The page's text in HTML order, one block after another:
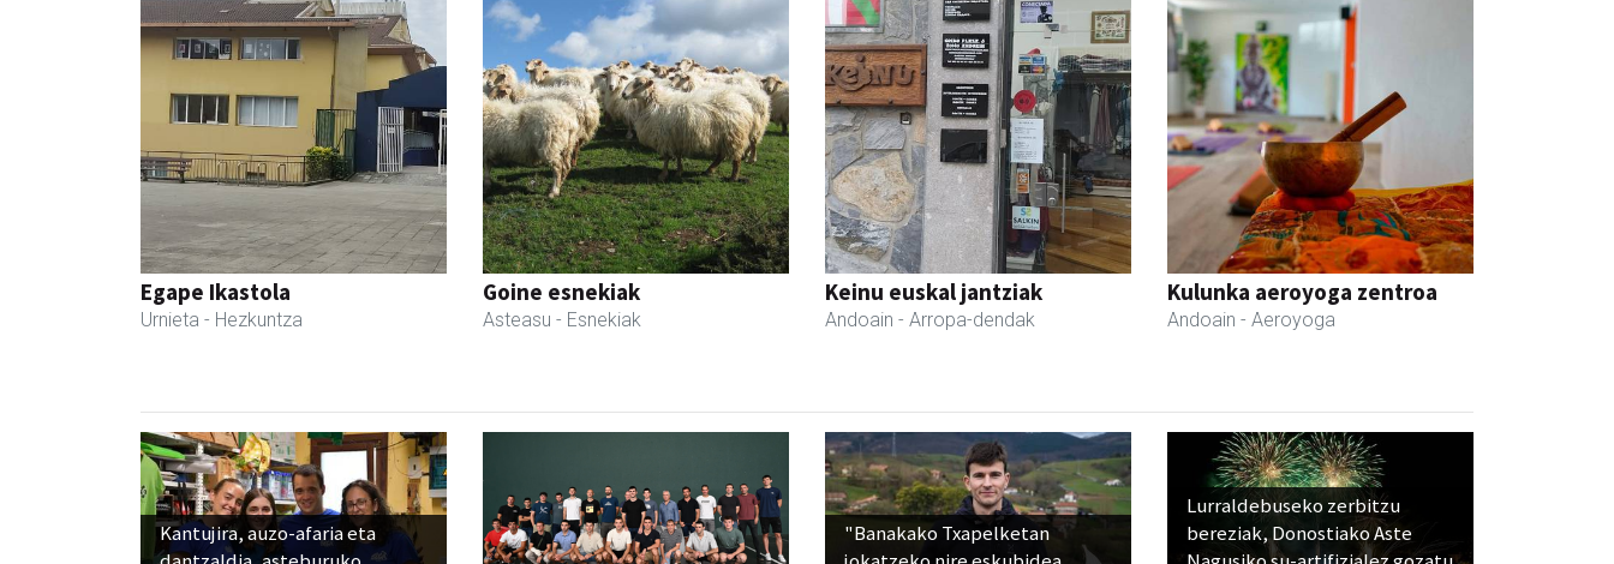
Egape Ikastola
Urnieta - Hezkuntza
Goine esnekiak
Asteasu - Esnekiak
Keinu euskal jantziak
Andoain - Arropa-dendak
Kulunka aeroyoga zentroa
Andoain - Aeroyoga
Kantujira, auzo-afaria eta
"Banakako Txapelketan
Lurraldebuseko zerbitzu
bereziak, Donostiako Aste